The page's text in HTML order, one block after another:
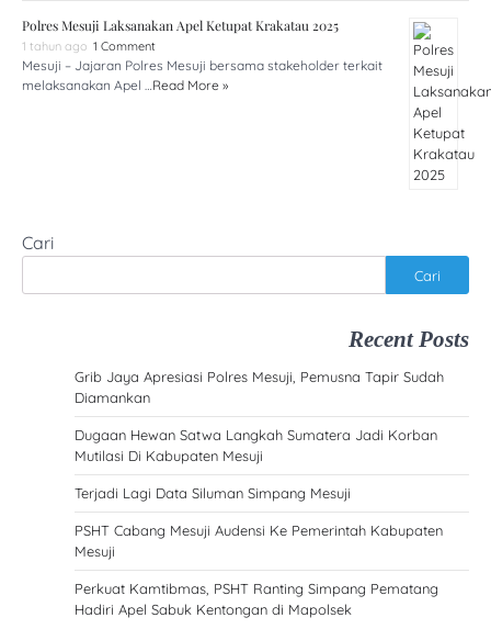
Polres Mesuji Laksanakan Apel Ketupat Krakatau 2025
1 tahun ago 1 Comment
Mesuji – Jajaran Polres Mesuji bersama stakeholder terkait
melaksanakan Apel …Read More »
Cari
Cari
Recent Posts
Grib Jaya Apresiasi Polres Mesuji, Pemusna Tapir Sudah
Diamankan
Dugaan Hewan Satwa Langkah Sumatera Jadi Korban
Mutilasi Di Kabupaten Mesuji
Terjadi Lagi Data Siluman Simpang Mesuji
PSHT Cabang Mesuji Audensi Ke Pemerintah Kabupaten
Mesuji
Perkuat Kamtibmas, PSHT Ranting Simpang Pematang
Hadiri Apel Sabuk Kentongan di Mapolsek